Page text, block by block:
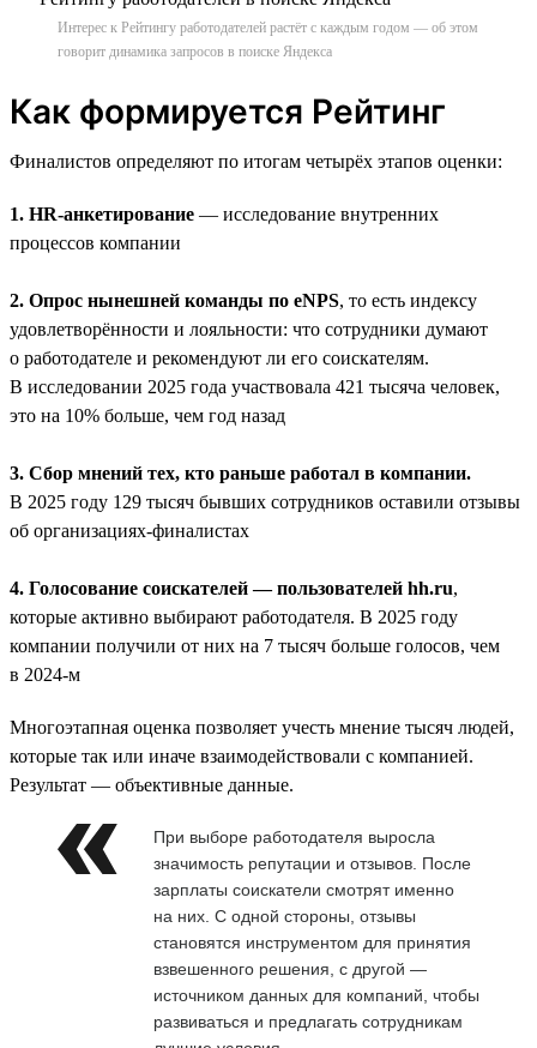
Интерес к Рейтингу работодателей растёт с каждым годом — об этом
говорит динамика запросов в поиске Яндекса
Как формируется Рейтинг
Финалистов определяют по итогам четырёх этапов оценки:
1. HR-анкетирование — исследование внутренних
процессов компании
2. Опрос нынешней команды по eNPS, то есть индексу
удовлетворённости и лояльности: что сотрудники думают
о работодателе и рекомендуют ли его соискателям.
В исследовании 2025 года участвовала 421 тысяча человек,
это на 10% больше, чем год назад
3. Сбор мнений тех, кто раньше работал в компании.
В 2025 году 129 тысяч бывших сотрудников оставили отзывы
об организациях-финалистах
4. Голосование соискателей — пользователей hh.ru,
которые активно выбирают работодателя. В 2025 году
компании получили от них на 7 тысяч больше голосов, чем
в 2024-м
Многоэтапная оценка позволяет учесть мнение тысяч людей,
которые так или иначе взаимодействовали с компанией.
Результат — объективные данные.
При выборе работодателя выросла
значимость репутации и отзывов. После
зарплаты соискатели смотрят именно
на них. С одной стороны, отзывы
становятся инструментом для принятия
взвешенного решения, с другой —
источником данных для компаний, чтобы
развиваться и предлагать сотрудникам